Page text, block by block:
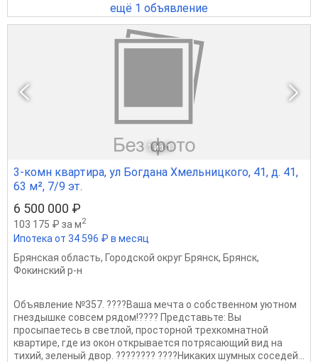
ещё 1 объявление
1 из 1
3-комн квартира, ул Богдана Хмельницкого, 41, д. 41,
63 м², 7/9 эт.
6 500 000 ₽
103 175 ₽ за м2
Ипотека от 34 596 ₽ в месяц
Брянская область, Городской округ Брянск, Брянск,
Фокинский р-н
Объявление №357. ????Ваша мечта о собственном уютном
гнездышке совсем рядом!???? Представьте: Вы
просыпаетесь в светлой, просторной трехкомнатной
квартире, где из окон открывается потрясающий вид на
тихий, зеленый двор. ???????? ????Никаких шумных соседей...